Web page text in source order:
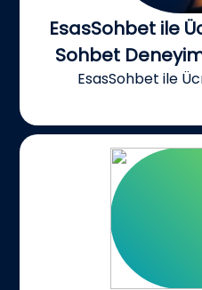
EsasSohbet ile
Sohbet
EsasSohbet ile